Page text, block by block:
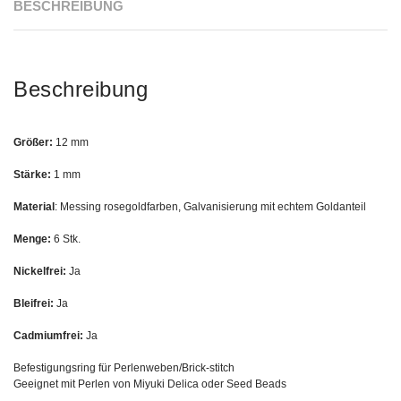
BESCHREIBUNG
Beschreibung
Größer: 12 mm
Stärke: 1 mm
Material: Messing rosegoldfarben, Galvanisierung mit echtem Goldanteil
Menge: 6 Stk.
Nickelfrei: Ja
Bleifrei: Ja
Cadmiumfrei: Ja
Befestigungsring für Perlenweben/Brick-stitch
Geeignet mit Perlen von Miyuki Delica oder Seed Beads